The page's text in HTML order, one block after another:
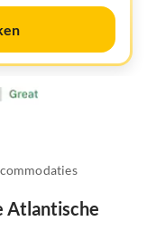
Atlantische